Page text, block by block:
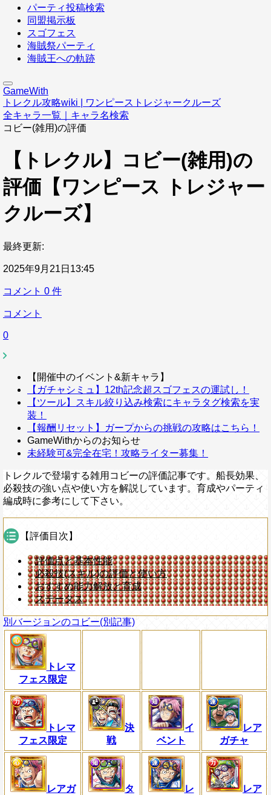
パーティ投稿検索
同盟掲示板
スゴフェス
海賊祭パーティ
海賊王への軌跡
GameWith
トレクル攻略wiki | ワンピーストレジャークルーズ
全キャラ一覧｜キャラ名検索
コビー(雑用)の評価
【トレクル】コビー(雑用)の
評価【ワンピース トレジャー
クルーズ】
最終更新:
2025年9月21日13:45
コメント 0 件
コメント
0
【開催中のイベント&新キャラ】
【ガチャシミュ】12th記念超スゴフェスの運試し！
【ツール】スキル絞り込み検索にキャラタグ検索を実
装！
【報酬リセット】ガープからの挑戦の攻略はこちら！
GameWithからのお知らせ
未経験可&完全在宅！攻略ライター募集！
トレクルで登場する雑用コビーの評価記事です。船長効果、
必殺技の強い点や使い方を解説しています。育成やパーティ
編成時に参考にして下さい。
【評価目次】
評価点と基本性能
必殺技(スキル)の評価と使い方
おすすめ能力解放と育成
ステータス
別バージョンのコビー(別記事)
トレマ
フェス限定
トレマ
フェス限定
決
戦
イ
ベント
レア
ガチャ
レアガ
タ
レ
レア